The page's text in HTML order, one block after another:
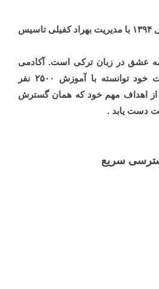
گروه هنری سوین در سال ۱۳۹۴ با مدیریت بهراد کفیلی تاسیس
عشق در زبان ترکی است. آکادمی
سوین در سالهای فعالیت خود توانسته با آموزش ۲۵۰۰ نفر
از اهداف مهم خود که همان گسترش
دست یابد .
سریع